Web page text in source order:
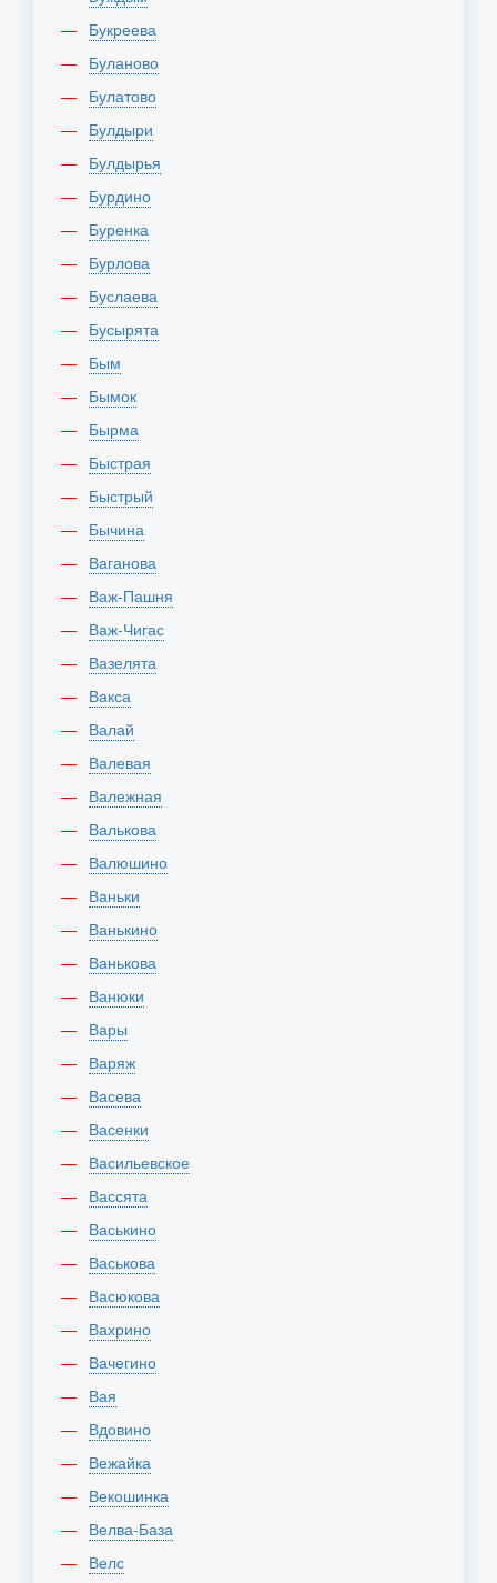
Букреева
Буланово
Булатово
Булдыри
Булдырья
Бурдино
Буренка
Бурлова
Буслаева
Бусырята
Бым
Бымок
Бырма
Быстрая
Быстрый
Бычина
Ваганова
Важ-Пашня
Важ-Чигас
Вазелята
Вакса
Валай
Валевая
Валежная
Валькова
Валюшино
Ваньки
Ванькино
Ванькова
Ванюки
Вары
Варяж
Васева
Васенки
Васильевское
Вассята
Васькино
Васькова
Васюкова
Вахрино
Вачегино
Вая
Вдовино
Вежайка
Векошинка
Велва-База
Велс